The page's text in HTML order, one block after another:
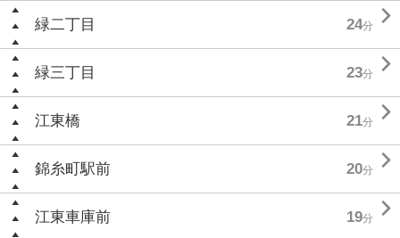
緑二丁目 24分 
緑三丁目 23分 
江東橋 21分 
錦糸町駅前 20分 
江東車庫前 19分 